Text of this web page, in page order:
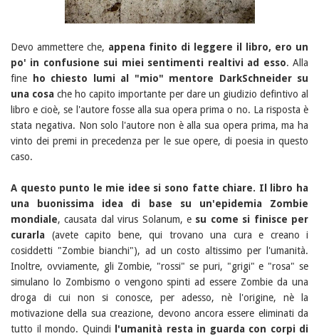
Devo ammettere che, appena finito di leggere il libro, ero un
po' in confusione sui miei sentimenti realtivi ad esso. Alla
fine
ho chiesto lumi al "mio" mentore DarkSchneider su
una cosache ho capito importante per dare un giudizio defintivo al
libro e cioè, se l'autore fosse alla sua opera prima o no. La risposta è
stata negativa. Non solo l'autore non è alla sua opera prima, ma ha
vinto dei premi in precedenza per le sue opere, di poesia in questo
caso.
A questo punto le mie idee si sono fatte chiare. Il libro ha
una buonissima idea di base su un'epidemia Zombie
mondiale, causata dal virus Solanum, e su come si finisce per
curarla (avete capito bene, qui trovano una cura e creano i
cosiddetti "Zombie bianchi"), ad un costo altissimo per l'umanità.
Inoltre, ovviamente, gli Zombie, "rossi" se puri, "grigi" e "rosa" se
simulano lo Zombismo o vengono spinti ad essere Zombie da una
droga di cui non si conosce, per adesso, nè l'origine, nè la
motivazione della sua creazione, devono ancora essere eliminati da
tutto il mondo. Quindi
l'umanità resta in guarda con corpi di